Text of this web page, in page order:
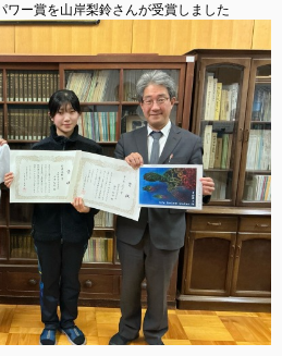
ワー賞を山岸梨鈴さんが受賞しました